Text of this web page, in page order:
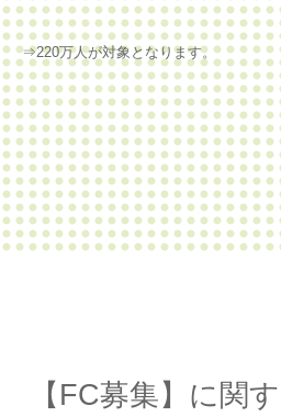
⇒220万人が対象となります。
【FC募集】に関